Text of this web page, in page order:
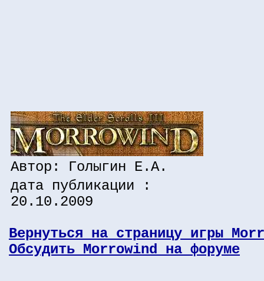
Автор: Голыгин Е.А.
дата публикации :
20.10.2009
Вернуться на страницу игры
Обсудить Morrowind на форуме